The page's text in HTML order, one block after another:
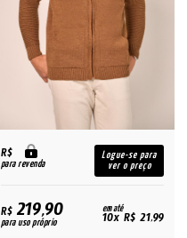
R$
para revenda
Logue-se para
ver o preço
R$219,90
para uso próprio
em até
10x R$ 21,99